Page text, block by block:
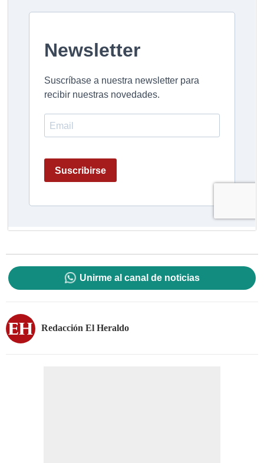
Unirme al canal de noticias
Redacción El Heraldo